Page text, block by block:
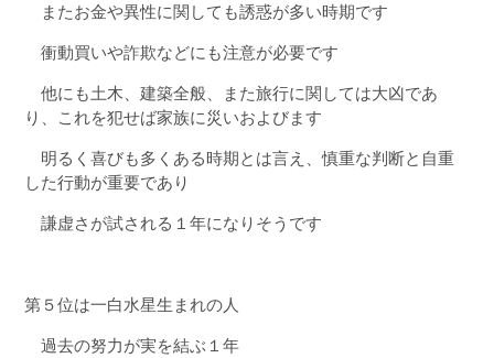
またお金や異性に関しても誘惑が多い時期です
衝動買いや詐欺などにも注意が必要です
他にも土木、建築全般、また旅行に関しては大凶であ
り、これを犯せば家族に災いおよびます
明るく喜びも多くある時期とは言え、慎重な判断と自重
した行動が重要であり
謙虚さが試される１年になりそうです
第５位は一白水星生まれの人
過去の努力が実を結ぶ１年